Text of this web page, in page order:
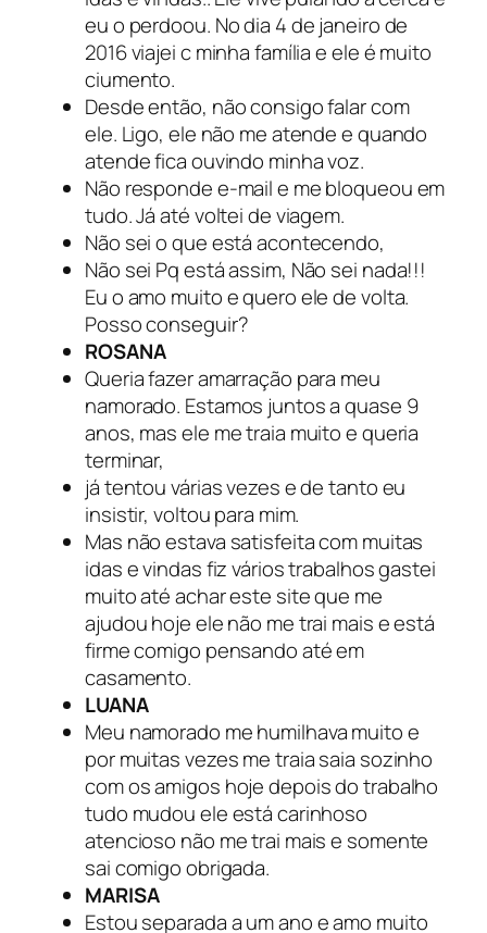
eu o perdoou. No dia 4 de janeiro de
2016 viajei c minha família e ele é muito
ciumento.
Desde então, não consigo falar com
ele. Ligo, ele não me atende e quando
atende fica ouvindo minha voz.
Não responde e-mail e me bloqueou em
tudo. Já até voltei de viagem.
Não sei o que está acontecendo,
Não sei Pq está assim, Não sei nada!!!
Eu o amo muito e quero ele de volta.
Posso conseguir?
ROSANA
Queria fazer amarração para meu
namorado. Estamos juntos a quase 9
anos, mas ele me traia muito e queria
terminar,
já tentou várias vezes e de tanto eu
insistir, voltou para mim.
Mas não estava satisfeita com muitas
idas e vindas fiz vários trabalhos gastei
muito até achar este site que me
ajudou hoje ele não me trai mais e está
firme comigo pensando até em
casamento.
LUANA
Meu namorado me humilhava muito e
por muitas vezes me traia saia sozinho
com os amigos hoje depois do trabalho
tudo mudou ele está carinhoso
atencioso não me trai mais e somente
sai comigo obrigada.
MARISA
Estou separada a um ano e amo muito